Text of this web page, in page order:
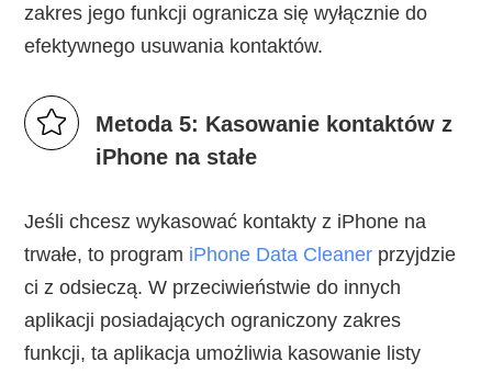
zakres jego funkcji ogranicza się wyłącznie do
efektywnego usuwania kontaktów.
Metoda 5: Kasowanie kontaktów z
iPhone na stałe
Jeśli chcesz wykasować kontakty z iPhone na
trwałe, to program iPhone Data Cleaner przyjdzie
ci z odsieczą. W przeciwieństwie do innych
aplikacji posiadających ograniczony zakres
funkcji, ta aplikacja umożliwia kasowanie listy